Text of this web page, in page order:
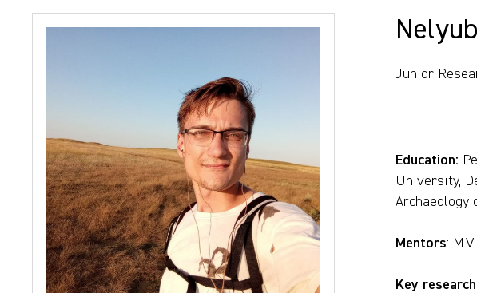
Junior
Education:
University,
Archaeology
Mentors:
Key